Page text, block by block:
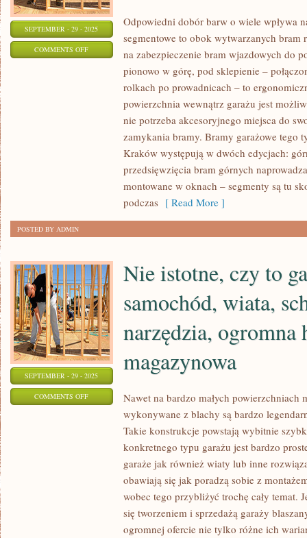
SEPTEMBER - 29 - 2025
COMMENTS OFFON
NIEPEWNOŚCI,
NIEODŁĄCZNIE
Z
BÓLEM
Odpowiedni dobór barw o wiele wpływa
segmentowe to obok wytwarzanych bram
na zabezpieczenie bram wjazdowych do
pionowo w górę, pod sklepienie –
rolkach po prowadnicach – to
powierzchnia wewnątrz garażu jest
nie potrzeba akcesoryjnego miejsca do
zamykania bramy. Bramy garażowe tego
Kraków występują w dwóch edycjach:
przedsięwzięcia bram górnych
montowane w oknach – segmenty są tu
podczas [ Read More ]
POSTED BY ADMIN
SEPTEMBER - 29 - 2025
COMMENTS OFFON
SAMOCHÓD,
Nie istotne, czy to
samochód, wiata,
narzędzia, ogromna
magazynowa
Nawet na bardzo małych powierzchniach
wykonywane z blachy są bardzo
Takie konstrukcje powstają wybitnie
konkretnego typu garażu jest bardzo
garaże jak również wiaty lub inne
obawiają się jak poradzą sobie z
wobec tego przybliżyć trochę cały temat.
się tworzeniem i sprzedażą garaży
ogromnej ofercie nie tylko różne ich